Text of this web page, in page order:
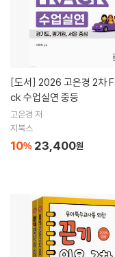
[도서]
ck 수업실연 중등
고은경 저
지북스
10% 23,400원